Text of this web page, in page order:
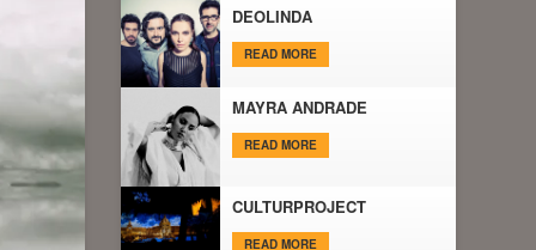
DEOLINDA
READ MORE
MAYRA ANDRADE
READ MORE
CULTURPROJECT
READ MORE